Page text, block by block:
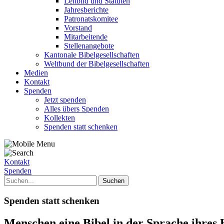
Jahresberichte
Patronatskomitee
Vorstand
Mitarbeitende
Stellenangebote
Kantonale Bibelgesellschaften
Weltbund der Bibelgesellschaften
Medien
Kontakt
Spenden
Jetzt spenden
Alles übers Spenden
Kollekten
Spenden statt schenken
Kontakt
Spenden
Spenden statt schenken